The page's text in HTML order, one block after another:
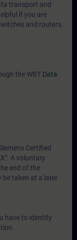
transport and
if you are
and routers,
the WBT Data
Certified
A voluntary
end of the
be taken at a later
have to identify